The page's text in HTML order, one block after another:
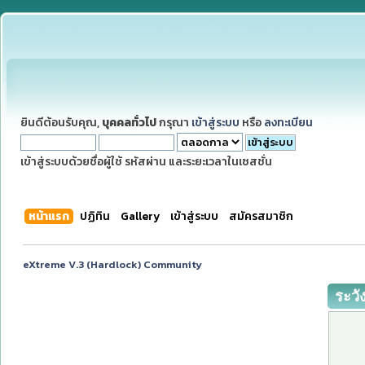
ยินดีต้อนรับคุณ, บุคคลทั่วไปกรุณา เข้าสู่ระบบ หรือ ลงทะเบียน
เข้าสู่ระบบด้วยชื่อผู้ใช้ รหัสผ่าน และระยะเวลาในเซสชั่น
หน้าแรก ปฏิทิน Gallery เข้าสู่ระบบ สมัครสมาชิก
eXtreme V.3 (Hardlock) Community
ระวั